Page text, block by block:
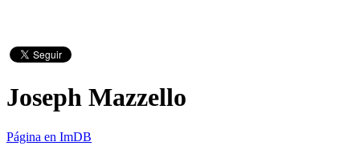
Joseph Mazzello
Página en ImDB